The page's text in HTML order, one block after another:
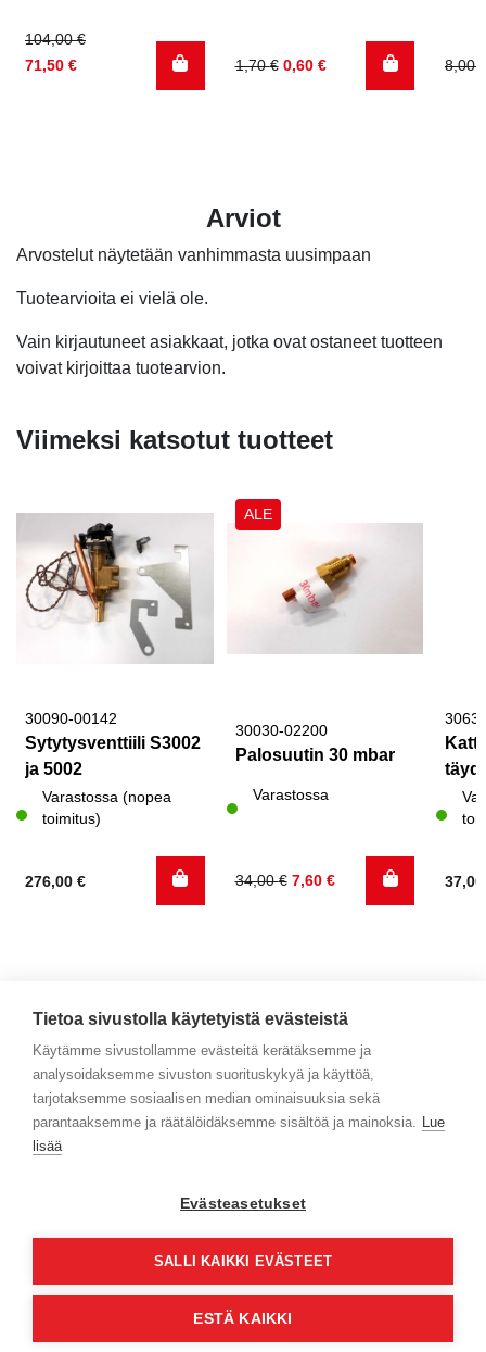
104,00€
Alkuperäinen
hinta
71,50 €
Nykyinen
hinta
1,70€
Alkuperäinen
0,60 €
Nykyinen
8,00
Arviot
Arvostelut näytetään vanhimmasta uusimpaan
Tuotearvioita ei vielä ole.
Vain kirjautuneet asiakkaat, jotka ovat ostaneet tuotteen
voivat kirjoittaa tuotearvion.
Viimeksi katsotut tuotteet
30090-00142
Sytytysventtiili S3002
ja 5002
Varastossa (nopea
toimitus)
276,00 €
ALE
30030-02200
Palosuutin 30 mbar
Varastossa
34,00€
Alkuperäinen
7,60 €
Nykyinen
Yhteystiedot
Selaa tuotteita
Maksa turvallisesti
Tietoa sivustolla käytetyistä evästeistä
Käytämme sivustollamme evästeitä kerätäksemme ja
analysoidaksemme sivuston suorituskykyä ja käyttöä,
tarjotaksemme sosiaalisen median ominaisuuksia sekä
parantaaksemme ja räätälöidäksemme sisältöä ja mainoksia. Lue
lisää
Evästeasetukset
SALLI KAIKKI EVÄSTEET
ESTÄ KAIKKI